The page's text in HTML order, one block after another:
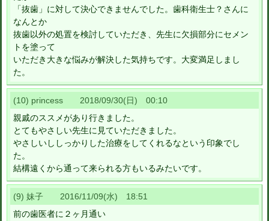
「抜歯」に対して決心できませんでした。歯科衛生士？さんに
なんとか
抜歯以外の処置を検討していただき、先生に欠損部分にセメン
トを塗って
いただき大きな悩みが解決した気持ちです。大変満足しまし
た。
(10) princess 2018/09/30(日) 00:10
親戚のススメがあり行きました。
とてもやさしい先生に見ていただきました。
やさしいししっかりした治療をしてくれるなという印象でし
た。
結構遠くから通って来られる方もいるみたいです。
(9) 妹子 2016/11/09(水) 18:51
前の歯医者に２ヶ月通い